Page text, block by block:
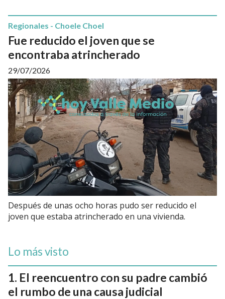
Fue reducido el joven que se
encontraba atrincherado
Regionales - Choele Choel
29/07/2026
Después de unas ocho horas pudo ser reducido el
joven que estaba atrincherado en una vivienda.
Lo más visto
El reencuentro con su padre cambió
el rumbo de una causa judicial